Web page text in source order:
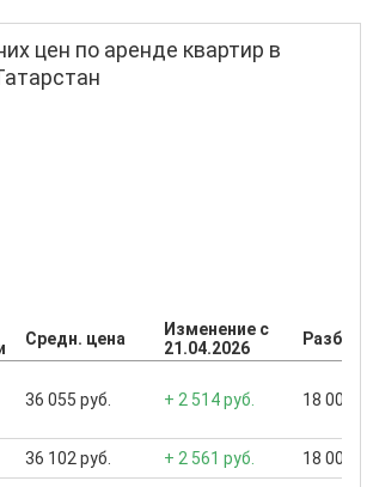
цен по аренде квартир в
Средн. цена
Изменение с
21.04.2026
36 055 руб. + 2 514 руб. 18 000
36 102 руб. + 2 561 руб. 18 000